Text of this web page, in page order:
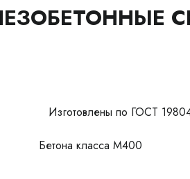
Изготовлены по ГОСТ
Бетона класса М400